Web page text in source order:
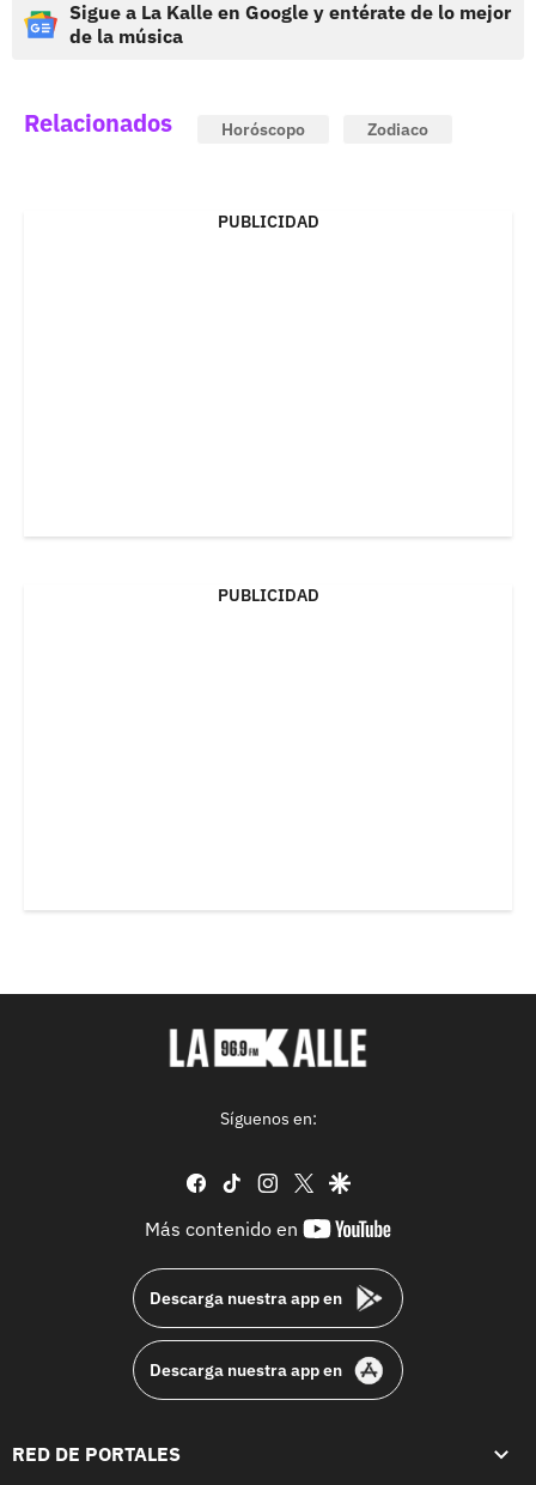
Sigue a La Kalle en Google y entérate de lo mejor
de la música
Relacionados Horóscopo Zodiaco
PUBLICIDAD
PUBLICIDAD
Síguenos en:
facebook
tiktok instagram
twittergoogle
Más contenido en
youtube-
Descarga nuestra app en
Descarga nuestra app en
RED DE PORTALES